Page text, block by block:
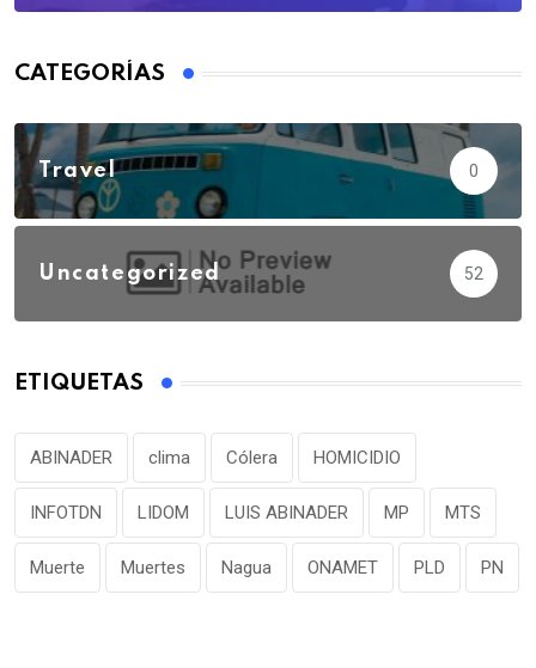
CATEGORÍAS
Travel 0
Uncategorized 52
ETIQUETAS
ABINADER clima Cólera HOMICIDIO
INFOTDN LIDOM LUIS ABINADER MP MTS
Muerte Muertes Nagua ONAMET PLD PN